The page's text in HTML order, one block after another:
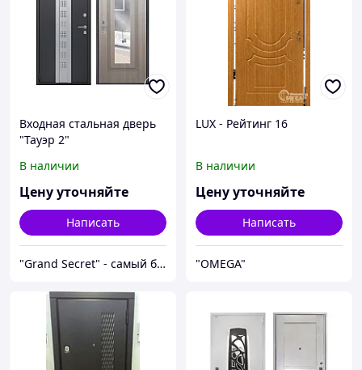
Входная стальная дверь
"Тауэр 2"
В наличии
Цену уточняйте
Написать
"Grand Secret" - cамый большой специализированный Showroom в Молдове
LUX - Рейтинг 16
В наличии
Цену уточняйте
Написать
"OMEGA"